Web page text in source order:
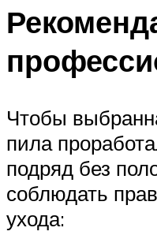
Чтобы
пила
подряд без
соблюдать
ухода: